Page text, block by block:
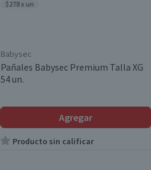
$278 x un
Babysec
Pañales Babysec Premium Talla XG
54 un.
Agregar
Producto sin calificar